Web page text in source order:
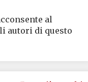
al
autori di questo